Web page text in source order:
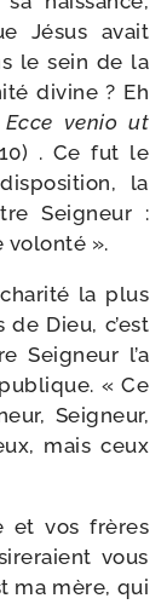
Jésus avait
le sein de la
divine ? Eh
Ecce venio ut
. Ce fut le
la
Seigneur :
volonté ».
la plus
Dieu, c’est
Seigneur l’a
« Ce
Seigneur,
mais ceux
et vos frères
vous
ma mère, qui